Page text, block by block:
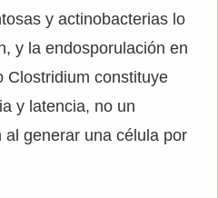
y actinobacterias lo
y la endosporulación en
Clostridium constituye
y latencia, no un
generar una célula por